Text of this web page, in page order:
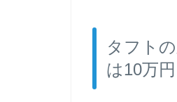
タフト
は10万円